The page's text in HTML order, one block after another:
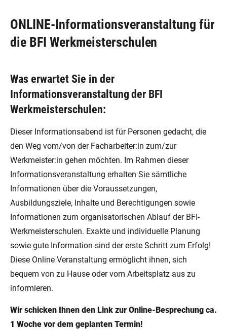
ONLINE-Informationsveranstaltung für
die BFI Werkmeisterschulen
Was erwartet Sie in der
Informationsveranstaltung der BFI
Werkmeisterschulen:
Dieser Informationsabend ist für Personen gedacht, die
den Weg vom/von der Facharbeiter:in zum/zur
Werkmeister:in gehen möchten. Im Rahmen dieser
Informationsveranstaltung erhalten Sie sämtliche
Informationen über die Voraussetzungen,
Ausbildungsziele, Inhalte und Berechtigungen sowie
Informationen zum organisatorischen Ablauf der BFI-
Werkmeisterschulen. Exakte und individuelle Planung
sowie gute Information sind der erste Schritt zum Erfolg!
Diese Online Veranstaltung ermöglicht ihnen, sich
bequem von zu Hause oder vom Arbeitsplatz aus zu
informieren.
Wir schicken Ihnen den Link zur Online-Besprechung ca.
1 Woche vor dem geplanten Termin!